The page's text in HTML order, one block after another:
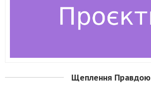
Щеплення Правдою